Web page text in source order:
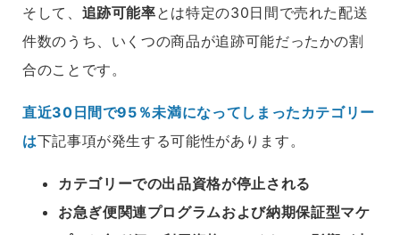
そして、 追跡可能率とは特定の30日間で売れた配送
件数のうち、いくつの商品が追跡可能だったかの割
合のことです。
直近30日間で95％未満になってしまったカテゴリー
は下記事項が発生する可能性があります。
カテゴリーでの出品資格が停止される
お急ぎ便関連プログラムおよび納期保証型マケ